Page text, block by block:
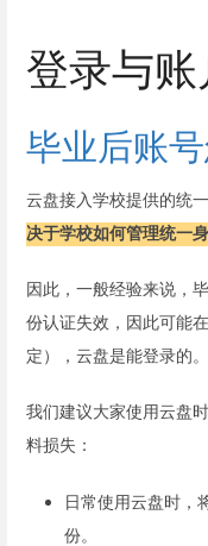
登录与
毕业后账
云盘接入学校提供的统
决于学校如何管理统一
因此，一般经验来说，
份认证失效，因此可能
定），云盘是能登录的。
我们建议大家使用云盘
料损失：
日常使用云盘时，
份。